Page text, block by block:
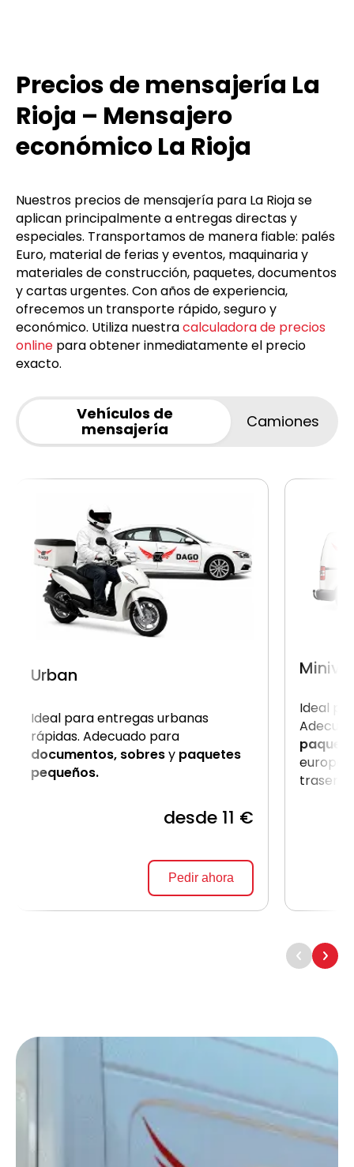
Precios de mensajería La
Rioja – Mensajero
económico La Rioja
Nuestros precios de mensajería para La Rioja se
aplican principalmente a entregas directas y
especiales. Transportamos de manera fiable: palés
Euro, material de ferias y eventos, maquinaria y
materiales de construcción, paquetes, documentos
y cartas urgentes. Con años de experiencia,
ofrecemos un transporte rápido, seguro y
económico. Utiliza nuestracalculadora de precios
online para obtener inmediatamente el precio
exacto.
Vehículos de
mensajería
Camiones
Urban
Ideal para entregas urbanas
rápidas. Adecuado para
documentos, sobresy paquetes
pequeños.
desde 11 €
Pedir ahora
Ideal
trasera.